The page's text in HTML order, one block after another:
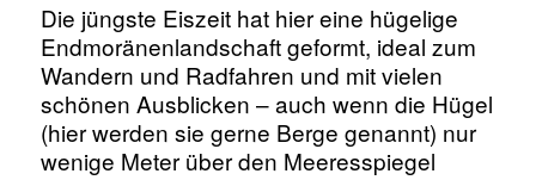
Die jüngste Eiszeit hat hier eine hügelige
Endmoränenlandschaft geformt, ideal zum
Wandern und Radfahren und mit vielen
schönen Ausblicken – auch wenn die Hügel
(hier werden sie gerne Berge genannt) nur
wenige Meter über den Meeresspiegel